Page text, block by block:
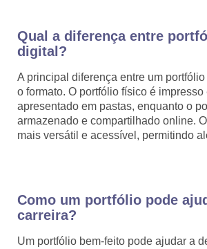
Qual a diferença entre
digital?
A principal diferença entre um
o formato. O portfólio físico é
apresentado em pastas, enquanto o
armazenado e compartilhado online.
mais versátil e acessível, permitindo
Como um portfólio pode
carreira?
Um portfólio bem-feito pode ajudar a